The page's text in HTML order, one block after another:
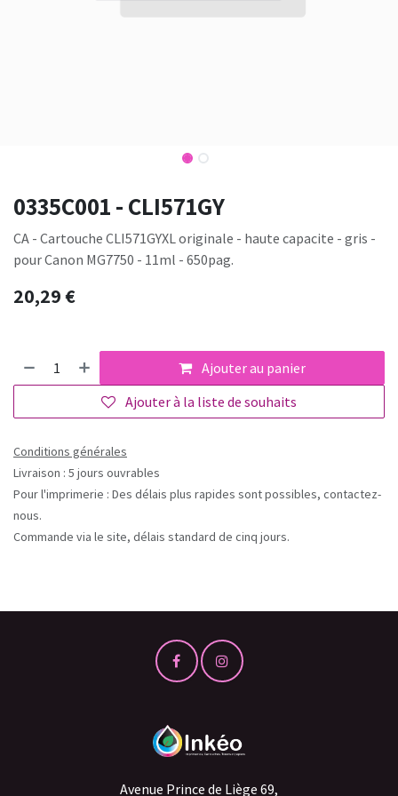
0335C001 - CLI571GY
CA - Cartouche CLI571GYXL originale - haute capacite - gris -
pour Canon MG7750 - 11ml - 650pag.
20,29€
Ajouter au panier
Ajouter à la liste de souhaits
Conditions générales
Livraison : 5 jours ouvrables
Pour l'imprimerie : Des délais plus rapides sont possibles, contactez-
nous.
Commande via le site, délais standard de cinq jours.
Avenue Prince de Liège 69,